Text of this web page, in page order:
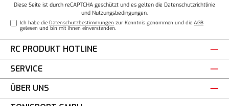
Diese Seite ist durch reCAPTCHA geschützt und es gelten die Datenschutzrichtlinie
und Nutzungsbedingungen.
Ich habe dieDatenschutzbestimmungen zur Kenntnis genommen und dieAGB
gelesen und bin mit ihnen einverstanden.
RC PRODUKT HOTLINE
SERVICE
ÜBER UNS